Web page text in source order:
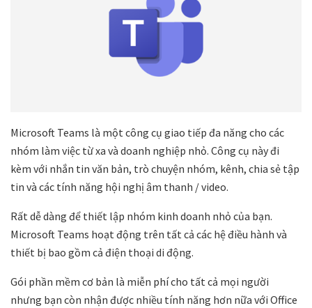
Microsoft Teams là một công cụ giao tiếp đa năng cho các
nhóm làm việc từ xa và doanh nghiệp nhỏ. Công cụ này đi
kèm với nhắn tin văn bản, trò chuyện nhóm, kênh, chia sẻ tập
tin và các tính năng hội nghị âm thanh / video.
Rất dễ dàng để thiết lập nhóm kinh doanh nhỏ của bạn.
Microsoft Teams hoạt động trên tất cả các hệ điều hành và
thiết bị bao gồm cả điện thoại di động.
Gói phần mềm cơ bản là miễn phí cho tất cả mọi người
nhưng bạn còn nhận được nhiều tính năng hơn nữa với Office